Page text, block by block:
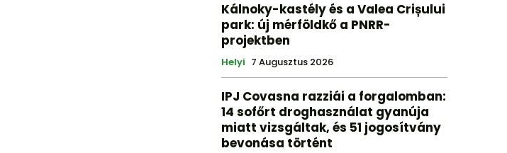
Kálnoky-kastély és a Valea Crișului
park: új mérföldkő a PNRR-
projektben
Helyi 7 Augusztus 2026
IPJ Covasna razziái a forgalomban:
14 sofőrt droghasználat gyanúja
miatt vizsgáltak, és 51 jogosítvány
bevonása történt